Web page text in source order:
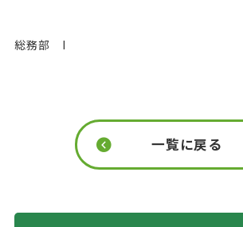
総務部 I
一覧に戻る